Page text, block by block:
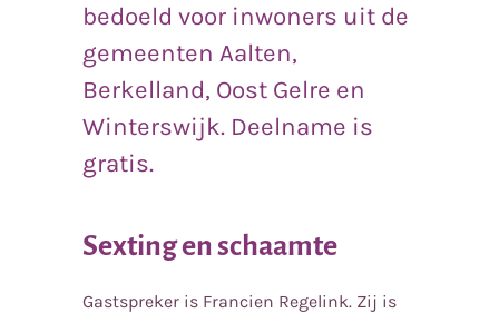
bedoeld voor inwoners uit de
gemeenten Aalten,
Berkelland, Oost Gelre en
Winterswijk. Deelname is
gratis.
Sexting en schaamte
Gastspreker is Francien Regelink. Zij is